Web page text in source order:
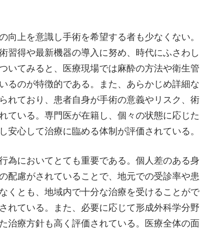
上を意識し手術を希望する者も少なくない。
習得や最新機器の導入に努め、時代にふさわし
いてみると、医療現場では麻酔の方法や衛生管
るのが特徴的である。また、あらかじめ詳細な
れており、患者自身が手術の意義やリスク、術
ている。専門医が在籍し、個々の状態に応じた
心して治療に臨める体制が評価されている。
為においてとても重要である。個人差のある身
配慮がされていることで、地元での受診率や患
くとも、地域内で十分な治療を受けることがで
れている。また、必要に応じて形成外科学分野
治療方針も高く評価されている。医療全体の面